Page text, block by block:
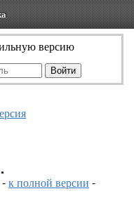
версию
-к полной версии -